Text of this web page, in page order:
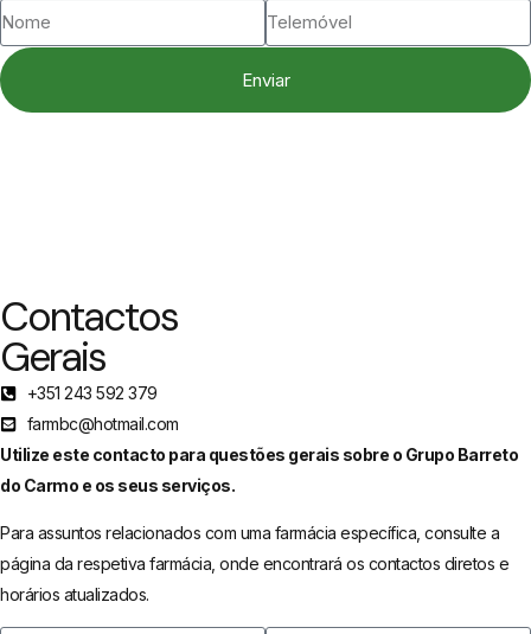
Enviar
Contactos
Gerais
+351 243 592 379
farmbc@hotmail.com
Utilize este contacto para questões gerais sobre o Grupo Barreto
do Carmo e os seus serviços.
Para assuntos relacionados com uma farmácia específica, consulte a
página da respetiva farmácia, onde encontrará os contactos diretos e
horários atualizados.